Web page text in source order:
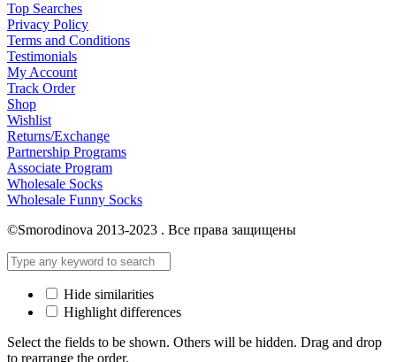
Top Searches
Privacy Policy
Terms and Conditions
Testimonials
My Account
Track Order
Shop
Wishlist
Returns/Exchange
Partnership Programs
Associate Program
Wholesale Socks
Wholesale Funny Socks
©Smorodinova 2013-2023 . Все права защищены
Hide similarities
Highlight differences
Select the fields to be shown. Others will be hidden. Drag and drop
to rearrange the order.